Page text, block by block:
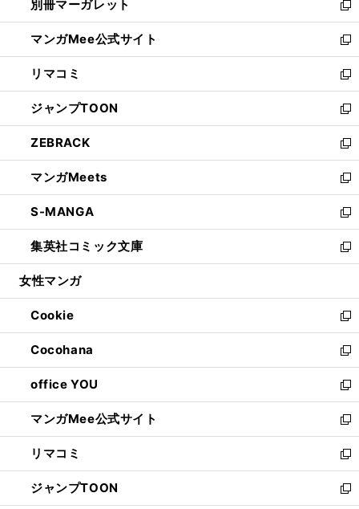
く
で
開
く
ィ
ン
ド
ウ
で
開
く
い
ウ
ィ
ン
ド
ウ
で
開
く
別冊マーガレット
新
し
い
ウ
ィ
ン
ド
ウ
で
開
く
マンガMee公式サイト
新
し
い
ウ
ィ
ン
ド
ウ
で
開
く
リマコミ
新
し
い
ウ
ィ
ン
ド
ウ
で
開
く
ジャンプTOON
新
し
い
ウ
ィ
ン
ド
ウ
で
開
ZEBRACK
新
し
い
ウ
ィ
ン
ド
ウ
開
く
マンガMeets
新
し
い
ウ
ィ
ン
ウ
で
開
く
S-MANGA
新
し
い
ウ
ン
ド
ウ
で
開
く
集英社コミック文庫
新
し
ウ
ィ
ン
ド
ウ
で
開
く
女性マンガ
Cookie
新
し
い
ウ
ィ
ン
ド
ウ
で
開
く
Cocohana
新
し
い
ウ
ィ
ン
ド
ウ
で
開
office YOU
新
し
い
ウ
ィ
ン
ド
ウ
マンガMee公式サイト
新
し
い
ウ
ィ
リマコミ
新
し
い
ジャンプTOON
新